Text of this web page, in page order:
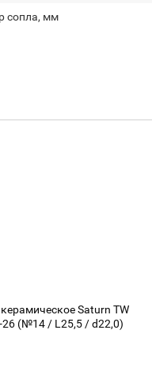
сопла, мм
Saturn TW
26 (№14 / L25,5 / d22,0)